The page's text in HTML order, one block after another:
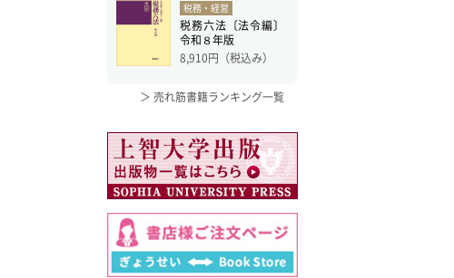
税務・経営
税務六法〔法令編〕
令和８年版
8,910円（税込み）
＞ 売れ筋書籍ランキング一覧